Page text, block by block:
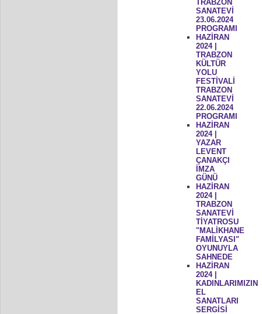
TRABZON
SANATEVİ
23.06.2024
PROGRAMI
HAZİRAN
2024 |
TRABZON
KÜLTÜR
YOLU
FESTİVALİ
TRABZON
SANATEVİ
22.06.2024
PROGRAMI
HAZİRAN
2024 |
YAZAR
LEVENT
ÇANAKÇI
İMZA
GÜNÜ
HAZİRAN
2024 |
TRABZON
SANATEVİ
TİYATROSU
"MALİKHANE
FAMİLYASI"
OYUNUYLA
SAHNEDE
HAZİRAN
2024 |
KADINLARIMIZIN
EL
SANATLARI
SERGİSİ